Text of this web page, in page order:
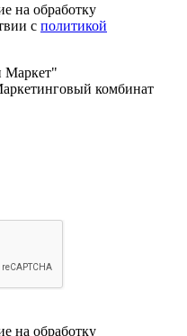
на обработку
с политикой
Маркет"
комбинат
на обработку